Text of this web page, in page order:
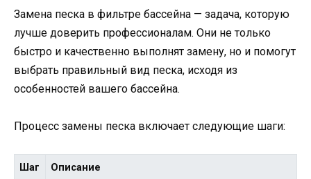
Замена песка в фильтре бассейна — задача, которую
лучше доверить профессионалам. Они не только
быстро и качественно выполнят замену, но и помогут
выбрать правильный вид песка, исходя из
особенностей вашего бассейна.
Процесс замены песка включает следующие шаги:
Шаг Описание